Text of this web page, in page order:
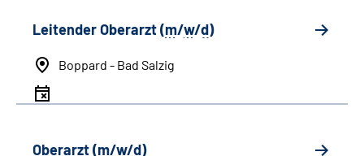
Leitender Oberarzt (m/w/d)
Boppard - Bad Salzig
Oberarzt (m/w/d)